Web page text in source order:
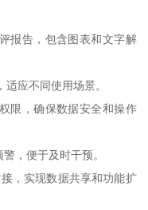
报告，包含图表和文字解
应不同使用场景。
限，确保数据安全和操作
，便于及时干预。
，实现数据共享和功能扩